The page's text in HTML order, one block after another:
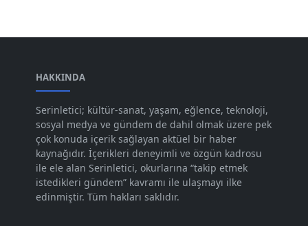
Ara 2023 [101]
Kas 2023
Eki 2023 [73]
Eyl 2023 [73]
Ağu 2023 [74]
Tem 2023 [76]
HAKKINDA
Serinletici; kültür-sanat, yaşam, eğlence, teknoloji,
sosyal medya ve gündem de dahil olmak üzere pek
çok konuda içerik sağlayan aktüel bir haber
kaynağıdır. İçerikleri deneyimli ve özgün kadrosu
ile ele alan Serinletici, okurlarına “takip etmek
istedikleri gündem” kavramı ile ulaşmayı ilke
edinmiştir. Tüm hakları saklıdır.